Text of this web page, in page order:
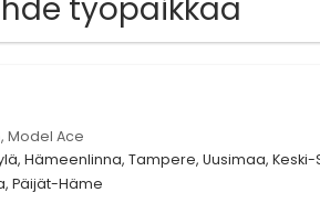
työpaikkaa
Model Ace
Hämeenlinna, Tampere, Uusimaa,
Päijät-Häme